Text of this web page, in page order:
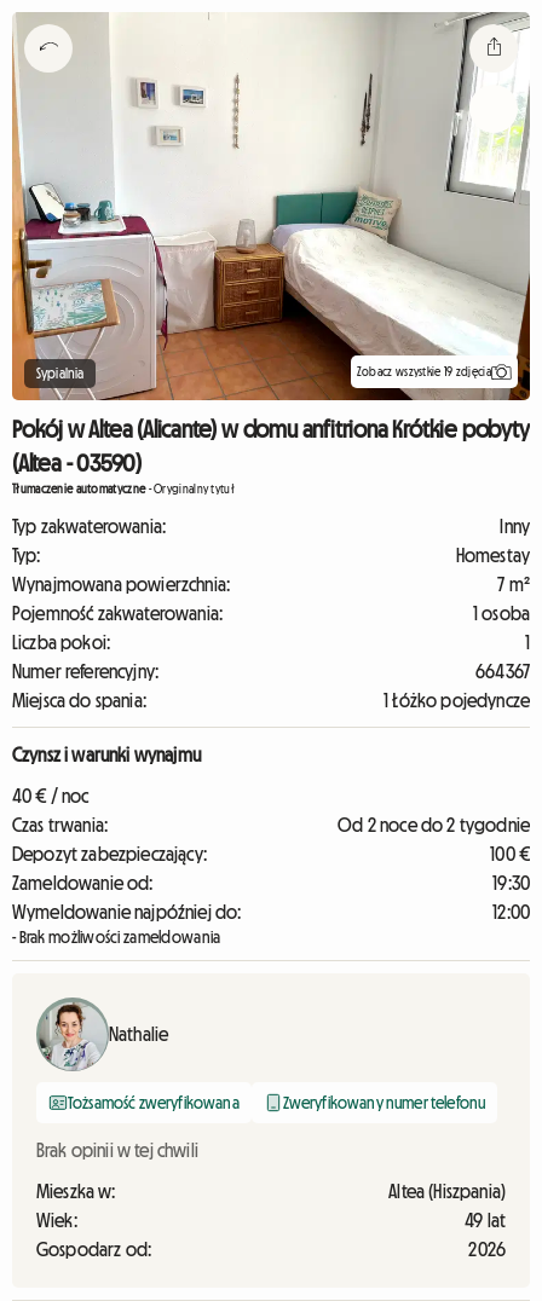
Sypialnia Zobacz wszystkie 19 zdjęcia
Pokój w Altea (Alicante) w domu anfitriona Krótkie pobyty
(Altea - 03590)
Tłumaczenie automatyczne-Oryginalny tytuł
Typ zakwaterowania:
Inny
Typ:
Homestay
Wynajmowana powierzchnia:
7 m²
Pojemność zakwaterowania:
1 osoba
Liczba pokoi:
1
Numer referencyjny:
664367
Miejsca do spania:
1 Łóżko pojedyncze
Czynsz i warunki wynajmu
40 € / noc
Czas trwania:
Od 2 noce do 2 tygodnie
Depozyt zabezpieczający:
100 €
Zameldowanie od:
19:30
Wymeldowanie najpóźniej do:
12:00
- Brak możliwości zameldowania
Nathalie
Tożsamość zweryfikowana Zweryfikowany numer telefonu
Brak opinii w tej chwili
Mieszka w:
Altea (Hiszpania)
Wiek:
49 lat
Gospodarz od:
2026